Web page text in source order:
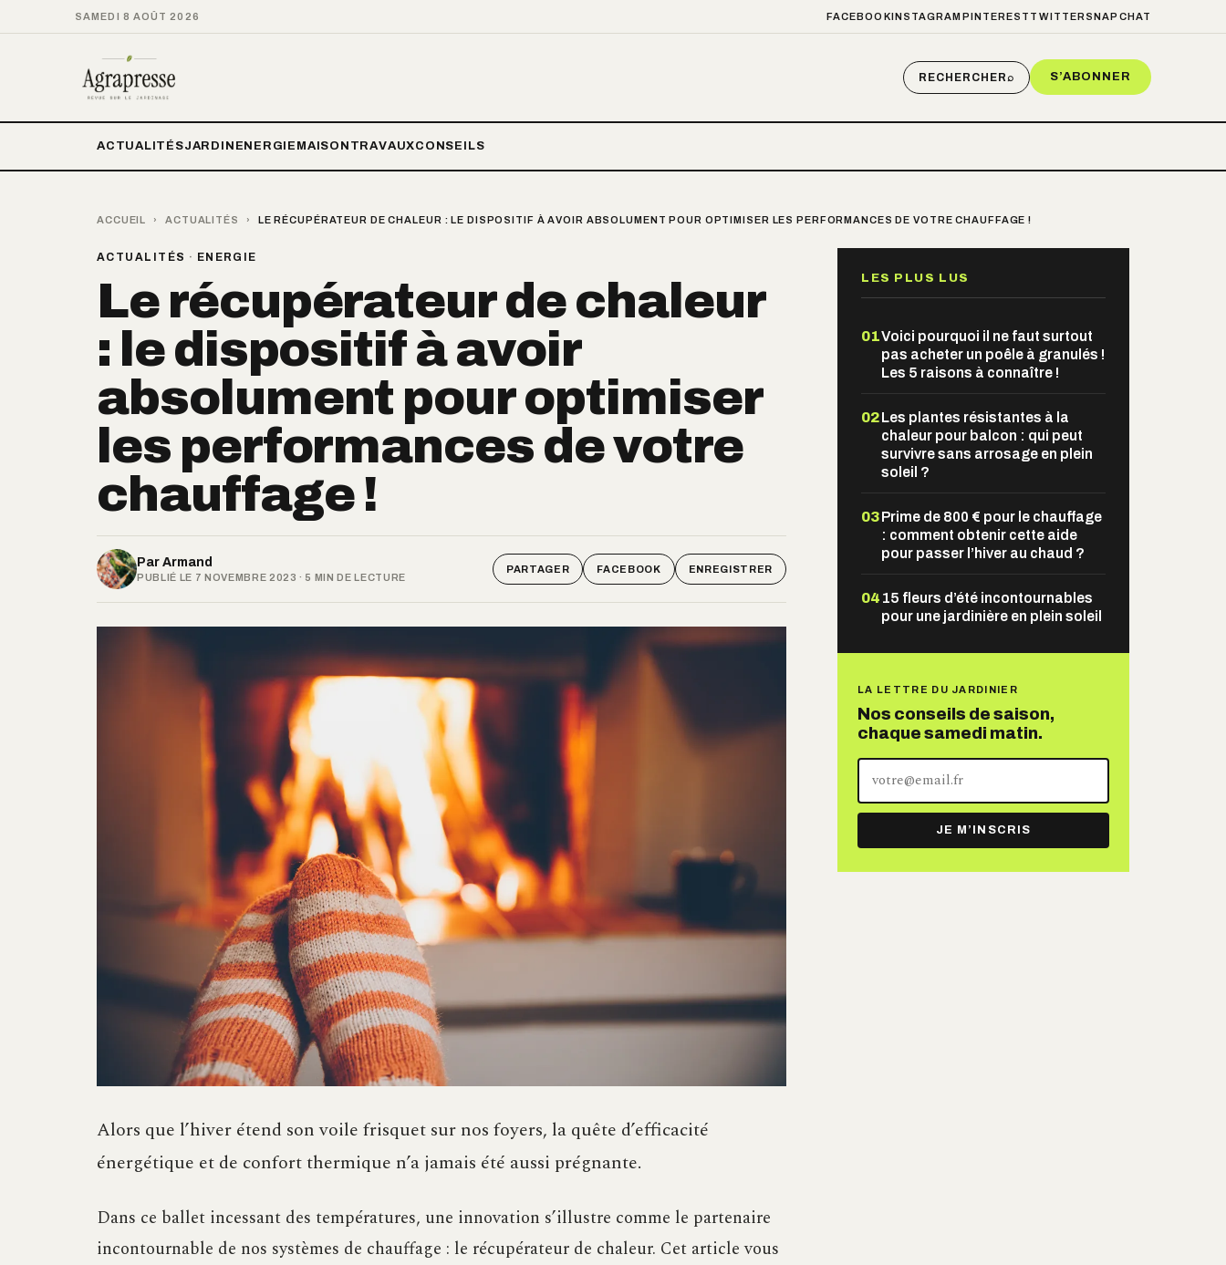
SAMEDI 8 AOÛT 2026 FACEBOOKINSTAGRAM PINTEREST TWITTER SNAPCHAT
RECHERCHER⌕ S’ABONNER
ACTUALITÉSJARDIN ENERGIE MAISON TRAVAUXCONSEILS
ACCUEIL › ACTUALITÉS › LE RÉCUPÉRATEUR DE CHALEUR : LE DISPOSITIF À AVOIR ABSOLUMENT POUR OPTIMISER LES PERFORMANCES DE VOTRE CHAUFFAGE !
ACTUALITÉS · ENERGIE
Le récupérateur de chaleur
: le dispositif à avoir
absolument pour optimiser
les performances de votre
chauffage !
Par Armand
PUBLIÉ LE 7 NOVEMBRE 2023 · 5 MIN DE LECTURE
PARTAGER FACEBOOK ENREGISTRER
Alors que l’hiver étend son voile frisquet sur nos foyers, la quête d’efficacité
énergétique et de confort thermique n’a jamais été aussi prégnante.
Dans ce ballet incessant des températures, une innovation s’illustre comme le partenaire
incontournable de nos systèmes de chauffage : le récupérateur de chaleur. Cet article vous
LES PLUS LUS
01Voici pourquoi il ne faut surtout
pas acheter un poêle à granulés !
Les 5 raisons à connaître !
02Les plantes résistantes à la
chaleur pour balcon : qui peut
survivre sans arrosage en plein
soleil ?
03Prime de 800 € pour le chauffage
: comment obtenir cette aide
pour passer l’hiver au chaud ?
04 15 fleurs d’été incontournables
pour une jardinière en plein soleil
LA LETTRE DU JARDINIER
Nos conseils de saison,
chaque samedi matin.
adresse
mail
JE M’INSCRIS